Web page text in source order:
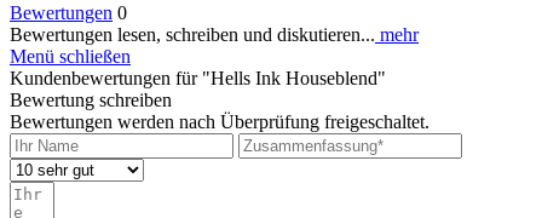
Bewertungen 0
Bewertungen lesen, schreiben und diskutieren... mehr
Menü schließen
Kundenbewertungen für "Hells Ink Houseblend"
Bewertung schreiben
Bewertungen werden nach Überprüfung freigeschaltet.